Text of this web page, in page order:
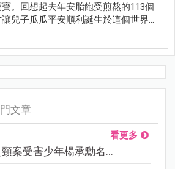
。回想起去年安胎飽受煎熬的113個
兒子瓜瓜平安順利誕生於這個世界
長的感動。
文章
看更多
案受害少年楊承勳名...